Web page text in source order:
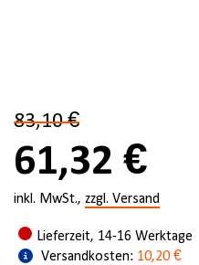
83,10 €
61,32 €
inkl. MwSt., zzgl. Versand
Lieferzeit, 14-16 Werktage
Versandkosten: 10,20 €